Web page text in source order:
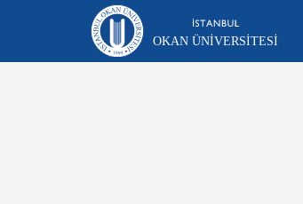
OKAN ÜNIVERSITESI